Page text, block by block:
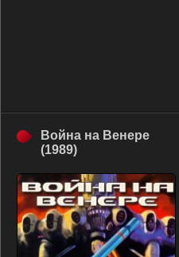
Война на Венере
(1989)